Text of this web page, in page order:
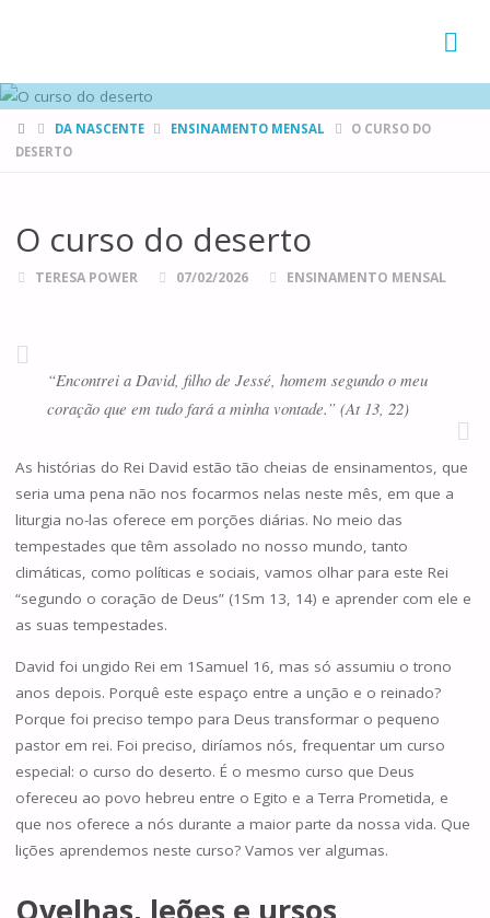
HOMEDA NASCENTE ENSINAMENTO MENSAL
O CURSO DO
DESERTO
O curso do deserto
TERESA POWER 07/02/2026 ENSINAMENTO MENSAL
“Encontrei a David, filho de Jessé, homem segundo o meu
coração que em tudo fará a minha vontade.” (At 13, 22)
As histórias do Rei David estão tão cheias de ensinamentos, que
seria uma pena não nos focarmos nelas neste mês, em que a
liturgia no-las oferece em porções diárias. No meio das
tempestades que têm assolado no nosso mundo, tanto
climáticas, como políticas e sociais, vamos olhar para este Rei
“segundo o coração de Deus” (1Sm 13, 14) e aprender com ele e
as suas tempestades.
David foi ungido Rei em 1Samuel 16, mas só assumiu o trono
anos depois. Porquê este espaço entre a unção e o reinado?
Porque foi preciso tempo para Deus transformar o pequeno
pastor em rei. Foi preciso, diríamos nós, frequentar um curso
especial: o curso do deserto. É o mesmo curso que Deus
ofereceu ao povo hebreu entre o Egito e a Terra Prometida, e
que nos oferece a nós durante a maior parte da nossa vida. Que
lições aprendemos neste curso? Vamos ver algumas.
Ovelhas, leões e ursos